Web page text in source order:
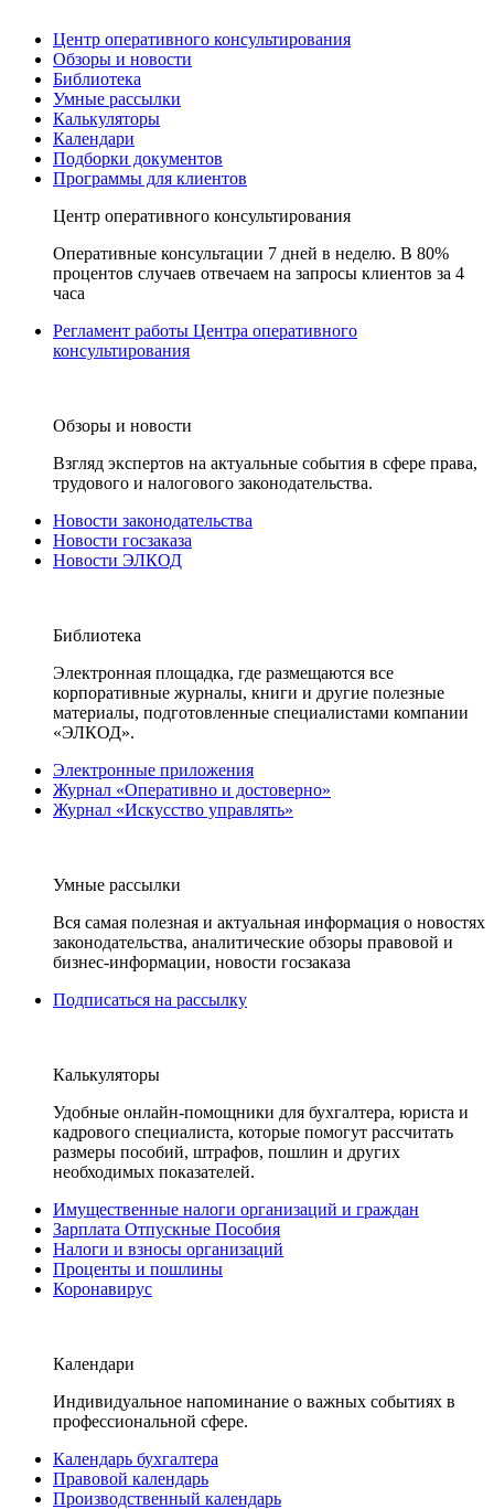
Центр оперативного консультирования
Обзоры и новости
Библиотека
Умные рассылки
Калькуляторы
Календари
Подборки документов
Программы для клиентов
Центр оперативного консультирования
Оперативные консультации 7 дней в неделю. В 80%
процентов случаев отвечаем на запросы клиентов за 4
часа
Регламент работы Центра оперативного
консультирования
Обзоры и новости
Взгляд экспертов на актуальные события в сфере права,
трудового и налогового законодательства.
Новости законодательства
Новости госзаказа
Новости ЭЛКОД
Библиотека
Электронная площадка, где размещаются все
корпоративные журналы, книги и другие полезные
материалы, подготовленные специалистами компании
«ЭЛКОД».
Электронные приложения
Журнал «Оперативно и достоверно»
Журнал «Искусство управлять»
Умные рассылки
Вся самая полезная и актуальная информация о новостях
законодательства, аналитические обзоры правовой и
бизнес-информации, новости госзаказа
Подписаться на рассылку
Калькуляторы
Удобные онлайн-помощники для бухгалтера, юриста и
кадрового специалиста, которые помогут рассчитать
размеры пособий, штрафов, пошлин и других
необходимых показателей.
Имущественные налоги организаций и граждан
Зарплата Отпускные Пособия
Налоги и взносы организаций
Проценты и пошлины
Коронавирус
Календари
Индивидуальное напоминание о важных событиях в
профессиональной сфере.
Календарь бухгалтера
Правовой календарь
Производственный календарь